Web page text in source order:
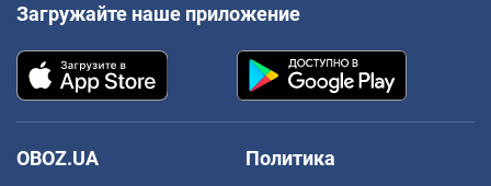
Загружайте наше приложение
OBOZ.UA
Политика